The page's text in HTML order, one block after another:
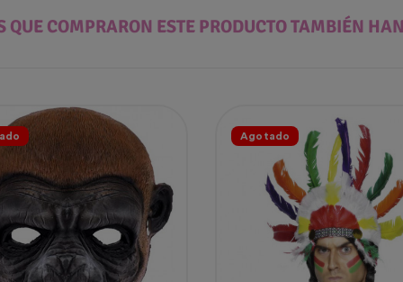
QUE COMPRARON ESTE PRODUCTO TAMBIÉN
Agotado